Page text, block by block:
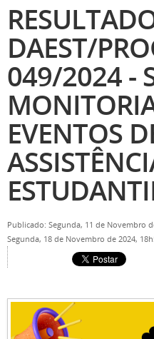
DAEST/
049/2024 -
EVENTOS
Publicado: Segunda, 11 de Novembro
Segunda, 18 de Novembro de 2024,